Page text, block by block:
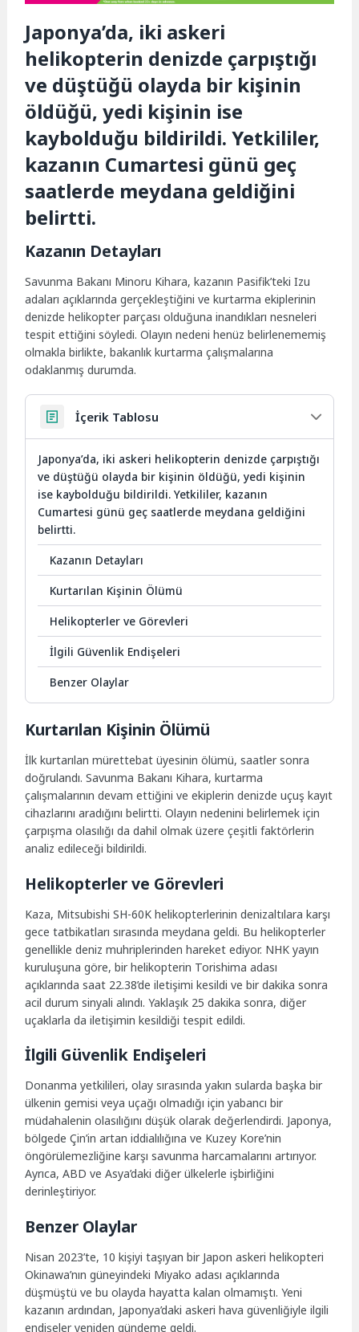
Japonya’da, iki askeri
helikopterin denizde çarpıştığı
ve düştüğü olayda bir kişinin
öldüğü, yedi kişinin ise
kaybolduğu bildirildi. Yetkililer,
kazanın Cumartesi günü geç
saatlerde meydana geldiğini
belirtti.
Kazanın Detayları
Savunma Bakanı Minoru Kihara, kazanın Pasifik’teki Izu
adaları açıklarında gerçekleştiğini ve kurtarma ekiplerinin
denizde helikopter parçası olduğuna inandıkları nesneleri
tespit ettiğini söyledi. Olayın nedeni henüz belirlenememiş
olmakla birlikte, bakanlık kurtarma çalışmalarına
odaklanmış durumda.
İçerik Tablosu
Japonya’da, iki askeri helikopterin denizde çarpıştığı
ve düştüğü olayda bir kişinin öldüğü, yedi kişinin
ise kaybolduğu bildirildi. Yetkililer, kazanın
Cumartesi günü geç saatlerde meydana geldiğini
belirtti.
Kazanın Detayları
Kurtarılan Kişinin Ölümü
Helikopterler ve Görevleri
İlgili Güvenlik Endişeleri
Benzer Olaylar
Kurtarılan Kişinin Ölümü
İlk kurtarılan mürettebat üyesinin ölümü, saatler sonra
doğrulandı. Savunma Bakanı Kihara, kurtarma
çalışmalarının devam ettiğini ve ekiplerin denizde uçuş kayıt
cihazlarını aradığını belirtti. Olayın nedenini belirlemek için
çarpışma olasılığı da dahil olmak üzere çeşitli faktörlerin
analiz edileceği bildirildi.
Helikopterler ve Görevleri
Kaza, Mitsubishi SH-60K helikopterlerinin denizaltılara karşı
gece tatbikatları sırasında meydana geldi. Bu helikopterler
genellikle deniz muhriplerinden hareket ediyor. NHK yayın
kuruluşuna göre, bir helikopterin Torishima adası
açıklarında saat 22.38’de iletişimi kesildi ve bir dakika sonra
acil durum sinyali alındı. Yaklaşık 25 dakika sonra, diğer
uçaklarla da iletişimin kesildiği tespit edildi.
İlgili Güvenlik Endişeleri
Donanma yetkilileri, olay sırasında yakın sularda başka bir
ülkenin gemisi veya uçağı olmadığı için yabancı bir
müdahalenin olasılığını düşük olarak değerlendirdi. Japonya,
bölgede Çin’in artan iddialılığına ve Kuzey Kore’nin
öngörülemezliğine karşı savunma harcamalarını artırıyor.
Ayrıca, ABD ve Asya’daki diğer ülkelerle işbirliğini
derinleştiriyor.
Benzer Olaylar
Nisan 2023’te, 10 kişiyi taşıyan bir Japon askeri helikopteri
Okinawa’nın güneyindeki Miyako adası açıklarında
düşmüştü ve bu olayda hayatta kalan olmamıştı. Yeni
kazanın ardından, Japonya’daki askeri hava güvenliğiyle ilgili
endişeler yeniden gündeme geldi.